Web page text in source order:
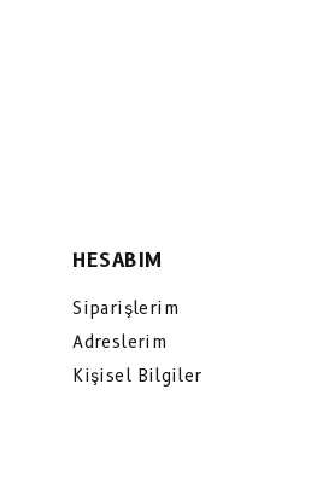
HESABIM
Siparişlerim
Adreslerim
Kişisel Bilgiler